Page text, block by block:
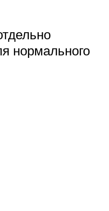
нормального